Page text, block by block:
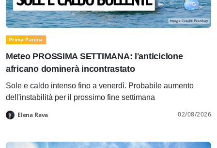
Prima Pagina
Meteo PROSSIMA SETTIMANA: l'anticiclone
africano dominerà incontrastato
Sole e caldo intenso fino a venerdì. Probabile aumento
dell'instabilità per il prossimo fine settimana
Elena Rava 02/08/2026